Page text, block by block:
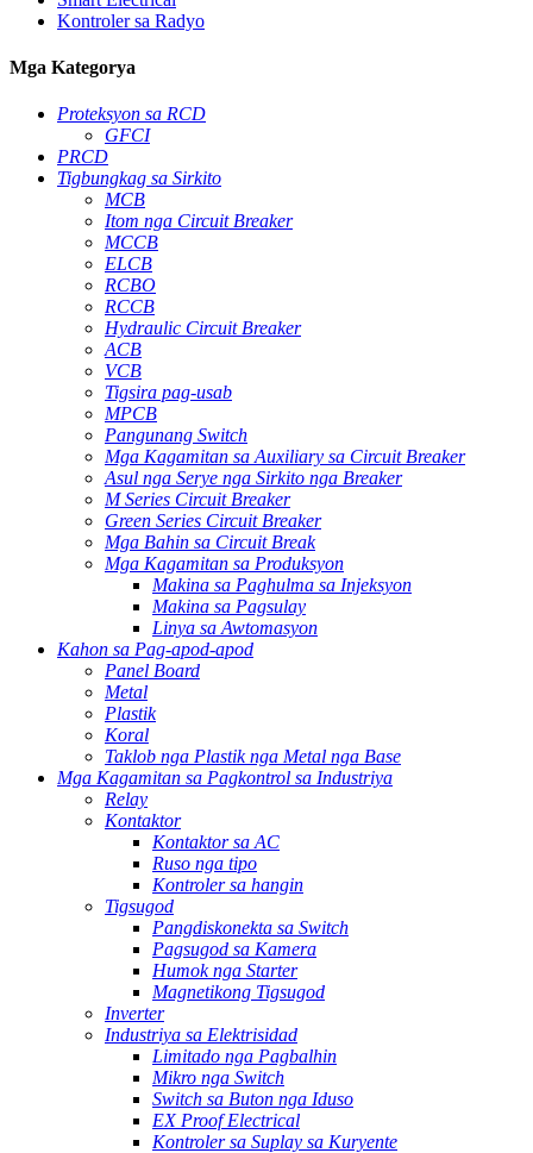
Kontroler sa Radyo
Mga Kategorya
Proteksyon sa RCD
GFCI
PRCD
Tigbungkag sa Sirkito
MCB
Itom nga Circuit Breaker
MCCB
ELCB
RCBO
RCCB
Hydraulic Circuit Breaker
ACB
VCB
Tigsira pag-usab
MPCB
Pangunang Switch
Mga Kagamitan sa Auxiliary sa Circuit Breaker
Asul nga Serye nga Sirkito nga Breaker
M Series Circuit Breaker
Green Series Circuit Breaker
Mga Bahin sa Circuit Break
Mga Kagamitan sa Produksyon
Makina sa Paghulma sa Injeksyon
Makina sa Pagsulay
Linya sa Awtomasyon
Kahon sa Pag-apod-apod
Panel Board
Metal
Plastik
Koral
Taklob nga Plastik nga Metal nga Base
Mga Kagamitan sa Pagkontrol sa Industriya
Relay
Kontaktor
Kontaktor sa AC
Ruso nga tipo
Kontroler sa hangin
Tigsugod
Pangdiskonekta sa Switch
Pagsugod sa Kamera
Humok nga Starter
Magnetikong Tigsugod
Inverter
Industriya sa Elektrisidad
Limitado nga Pagbalhin
Mikro nga Switch
Switch sa Buton nga Iduso
EX Proof Electrical
Kontroler sa Suplay sa Kuryente